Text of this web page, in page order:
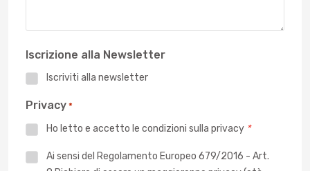
Iscrizione alla Newsletter
Iscriviti alla newsletter
Privacy *
Ho letto e accetto le condizioni sulla privacy *
PrivacyAi sensi del Regolamento Europeo 679/2016 - Art.